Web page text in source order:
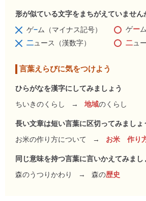
形が似ている文字をまちがえていません
ゲ−ム（マイナス記号） ゲー
二ュース（漢数字） 二ュ
言葉えらびに気をつけよう
ひらがなを漢字にしてみましょう
ちいきのくらし
→ 地域のくらし
長い文章は短い言葉に区切ってみましょ
お米の作り方について
→ お米 作り
同じ意味を持つ言葉に言いかえてみまし
森のうつりかわり
→ 森の歴史